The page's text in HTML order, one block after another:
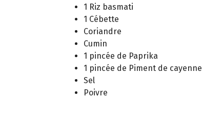
1 Riz basmati
1 Cébette
Coriandre
Cumin
1 pincée de Paprika
1 pincée de Piment de cayenne
Sel
Poivre